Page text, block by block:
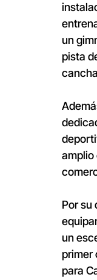
un
pista
amplio
Por su
un
primer
para